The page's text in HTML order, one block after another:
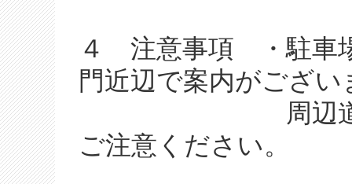
４ 注意事項 ・駐車
門近辺で案内がござい
周辺道路が狭
ご注意ください。